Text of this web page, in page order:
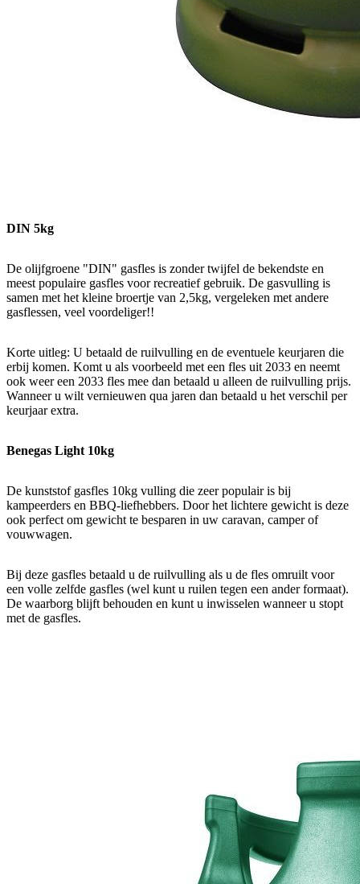
DIN 5kg
De olijfgroene "DIN" gasfles is zonder twijfel de bekendste en
meest populaire gasfles voor recreatief gebruik. De gasvulling is
samen met het kleine broertje van 2,5kg, vergeleken met andere
gasflessen, veel voordeliger!!
Korte uitleg: U betaald de ruilvulling en de eventuele keurjaren die
erbij komen. Komt u als voorbeeld met een fles uit 2033 en neemt
ook weer een 2033 fles mee dan betaald u alleen de ruilvulling prijs.
Wanneer u wilt vernieuwen qua jaren dan betaald u het verschil per
keurjaar extra.
Benegas Light 10kg
De kunststof gasfles 10kg vulling die zeer populair is bij
kampeerders en BBQ-liefhebbers. Door het lichtere gewicht is deze
ook perfect om gewicht te besparen in uw caravan, camper of
vouwwagen.
Bij deze gasfles betaald u de ruilvulling als u de fles omruilt voor
een volle zelfde gasfles (wel kunt u ruilen tegen een ander formaat).
De waarborg blijft behouden en kunt u inwisselen wanneer u stopt
met de gasfles.